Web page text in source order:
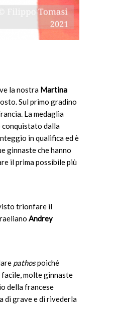
la nostra Martina
Sul primo gradino
La medaglia
conquistato dalla
in qualifica ed è
ginnaste che hanno
il prima possibile più
trionfare il
Andrey
pathospoiché
molte ginnaste
della francese
di grave e di rivederla